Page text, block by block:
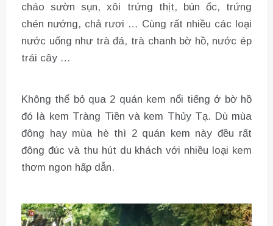
cháo sườn sụn, xôi trứng thịt, bún ốc, trứng
chén nướng, chả rươi … Cùng rất nhiều các loại
nước uống như trà đá, trà chanh bờ hồ, nước ép
trái cây …
Không thể bỏ qua 2 quán kem nổi tiếng ở bờ hồ
đó là kem Tràng Tiền và kem Thủy Tạ. Dù mùa
đông hay mùa hè thì 2 quán kem này đều rất
đông đúc và thu hút du khách với nhiều loại kem
thơm ngon hấp dẫn.